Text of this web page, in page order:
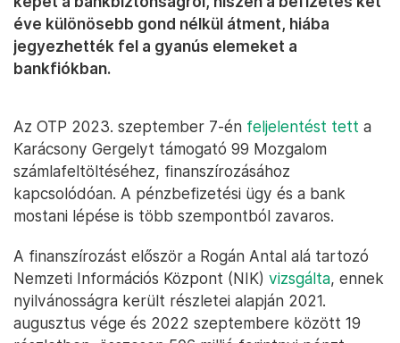
éve különösebb gond nélkül átment, hiába
jegyezhették fel a gyanús elemeket a
bankfiókban.
Az OTP 2023. szeptember 7-én feljelentést tett a
Karácsony Gergelyt támogató 99 Mozgalom
számlafeltöltéséhez, finanszírozásához
kapcsolódóan. A pénzbefizetési ügy és a bank
mostani lépése is több szempontból zavaros.
A finanszírozást először a Rogán Antal alá tartozó
Nemzeti Információs Központ (NIK) vizsgálta, ennek
nyilvánosságra került részletei alapján 2021.
augusztus vége és 2022 szeptembere között 19